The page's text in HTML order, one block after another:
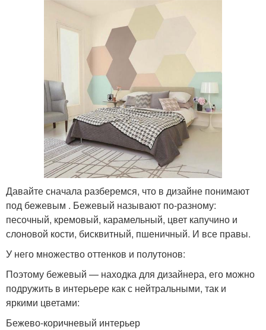
Давайте сначала разберемся, что в дизайне понимают
под бежевым . Бежевый называют по-разному:
песочный, кремовый, карамельный, цвет капучино и
слоновой кости, бисквитный, пшеничный. И все правы.
У него множество оттенков и полутонов:
Поэтому бежевый — находка для дизайнера, его можно
подружить в интерьере как с нейтральными, так и
яркими цветами:
Бежево-коричневый интерьер